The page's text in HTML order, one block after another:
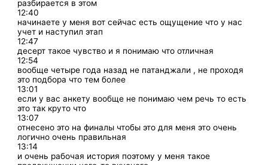
разбирается в этом
12:40
начинаете у меня вот сейчас есть ощущение что у нас
учет и наступил этап
12:47
десерт такое чувство и я понимаю что отличная
12:54
вообще четыре года назад не патанджали , не проходя
это подбора что тем более
13:01
если у вас анкету вообще не понимаю чем речь то есть
это так круто что
13:07
отнесено это на финалы чтобы это для меня это очень
логично очень правильная
13:14
и очень рабочая история поэтому у меня такое